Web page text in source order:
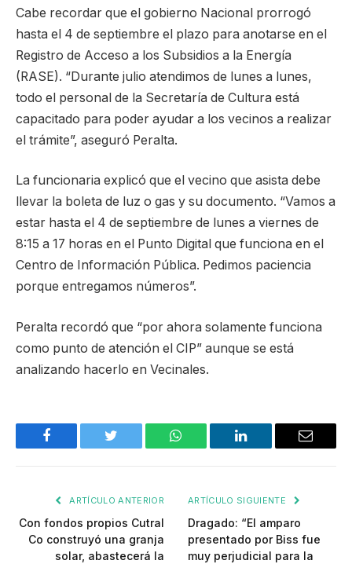
Cabe recordar que el gobierno Nacional prorrogó
hasta el 4 de septiembre el plazo para anotarse en el
Registro de Acceso a los Subsidios a la Energía
(RASE). “Durante julio atendimos de lunes a lunes,
todo el personal de la Secretaría de Cultura está
capacitado para poder ayudar a los vecinos a realizar
el trámite”, aseguró Peralta.
La funcionaria explicó que el vecino que asista debe
llevar la boleta de luz o gas y su documento. “Vamos a
estar hasta el 4 de septiembre de lunes a viernes de
8:15 a 17 horas en el Punto Digital que funciona en el
Centro de Información Pública. Pedimos paciencia
porque entregamos números”.
Peralta recordó que “por ahora solamente funciona
como punto de atención el CIP” aunque se está
analizando hacerlo en Vecinales.
Facebook Twitter WhatsApp LinkedIn Email
ARTÍCULO ANTERIOR
Con fondos propios Cutral
Co construyó una granja
solar, abastecerá la
ARTÍCULO SIGUIENTE
Dragado: “El amparo
presentado por Biss fue
muy perjudicial para la